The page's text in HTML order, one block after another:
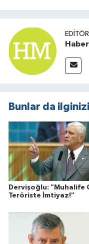
Bunlar da
Dervişoğlu: "Muhalife
Teröriste İmtiyaz!"